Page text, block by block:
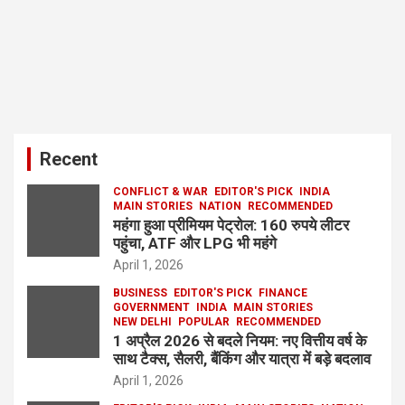
Recent
CONFLICT & WAR EDITOR'S PICK INDIA
MAIN STORIES NATION RECOMMENDED
महंगा हुआ प्रीमियम पेट्रोल: 160 रुपये लीटर
पहुंचा, ATF और LPG भी महंगे
April 1, 2026
BUSINESS EDITOR'S PICK FINANCE
GOVERNMENT INDIA MAIN STORIES
NEW DELHI
POPULAR RECOMMENDED
1 अप्रैल 2026 से बदले नियम: नए वित्तीय वर्ष के
साथ टैक्स, सैलरी, बैंकिंग और यात्रा में बड़े बदलाव
April 1, 2026